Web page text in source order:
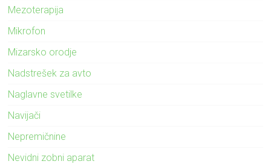
Mezoterapija
Mikrofon
Mizarsko orodje
Nadstrešek za avto
Naglavne svetilke
Navijači
Nepremičnine
Nevidni zobni aparat